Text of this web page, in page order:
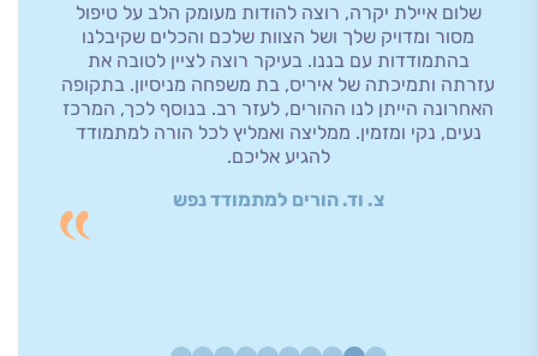
שלום איילת יקרה, רוצה להודות מעומק הלב על טיפול
מסור ומדויק שלך ושל הצוות שלכם והכלים שקיבלנו
בהתמודדות עם בננו. בעיקר רוצה לציין לטובה את
עזרתה ותמיכתה של איריס, בת משפחה מניסיון. בתקופה
האחרונה הייתן לנו ההורים, לעזר רב. בנוסף לכך, המרכז
נעים, נקי ומזמין. ממליצה ואמליץ לכל הורה למתמודד
להגיע אליכם.
צ. וד. הורים למתמודד נפש